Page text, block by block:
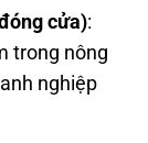
cửa):
trong nông
nghiệp